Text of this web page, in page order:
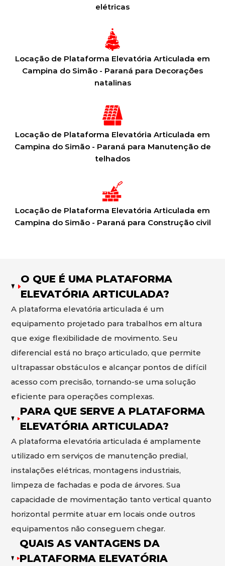
elétricas
Locação de Plataforma Elevatória Articulada em
Campina do Simão - Paraná para Decorações
natalinas
Locação de Plataforma Elevatória Articulada em
Campina do Simão - Paraná para Manutenção de
telhados
Locação de Plataforma Elevatória Articulada em
Campina do Simão - Paraná para Construção civil
O QUE É UMA PLATAFORMA
ELEVATÓRIA ARTICULADA?
A plataforma elevatória articulada é um
equipamento projetado para trabalhos em altura
que exige flexibilidade de movimento. Seu
diferencial está no braço articulado, que permite
ultrapassar obstáculos e alcançar pontos de difícil
acesso com precisão, tornando-se uma solução
eficiente para operações complexas.
PARA QUE SERVE A PLATAFORMA
ELEVATÓRIA ARTICULADA?
A plataforma elevatória articulada é amplamente
utilizado em serviços de manutenção predial,
instalações elétricas, montagens industriais,
limpeza de fachadas e poda de árvores. Sua
capacidade de movimentação tanto vertical quanto
horizontal permite atuar em locais onde outros
equipamentos não conseguem chegar.
QUAIS AS VANTAGENS DA
PLATAFORMA ELEVATÓRIA